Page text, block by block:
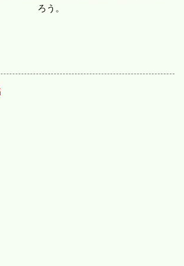
ろう。